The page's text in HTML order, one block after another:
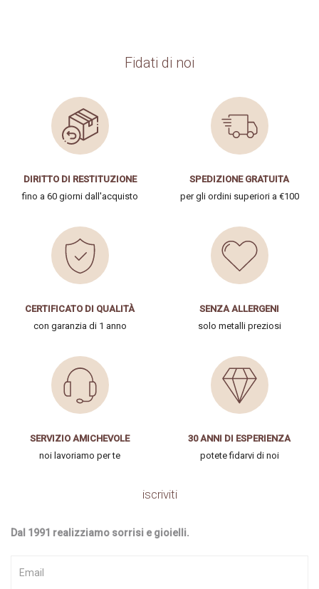
Fidati di noi
DIRITTO DI RESTITUZIONE
fino a 60 giorni dall'acquisto
SPEDIZIONE GRATUITA
per gli ordini superiori a €100
CERTIFICATO DI QUALITÀ
con garanzia di 1 anno
SENZA ALLERGENI
solo metalli preziosi
SERVIZIO AMICHEVOLE
noi lavoriamo per te
30 ANNI DI ESPERIENZA
potete fidarvi di noi
iscriviti
Dal 1991 realizziamo sorrisi e gioielli.